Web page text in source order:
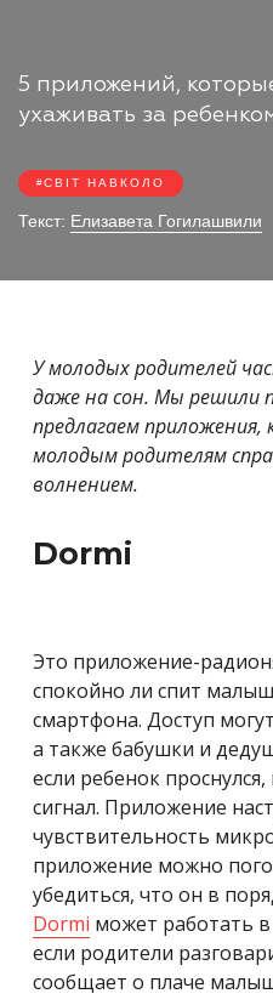
5 приложений,
ухаживать за
СВІТ НАВКОЛО
Текст: Елизавета Гогилашвили
У молодых родителей
даже на сон. Мы решили
предлагаем
молодым родителям
волнением.
Dormi
Это приложение-
спокойно ли спит
смартфона. Доступ
а также бабушки и
если ребенок
сигнал. Приложение
чувствительность
приложение можно
убедиться, что он в
Dormi может работать
если родители
сообщает о плаче